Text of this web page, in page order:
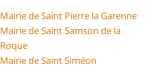
Mairie de Saint Pierre la Garenne
Mairie de Saint Samson de la
Roque
Mairie de Saint Siméon